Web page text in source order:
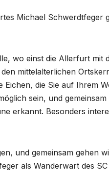
Michael Schwerdtfeger
wo einst die Allerfurt mit
mittelalterlichen
die Sie auf Ihrem
sein, und
erkannt. Besonders
und gemeinsam gehen
als Wanderwart des SC